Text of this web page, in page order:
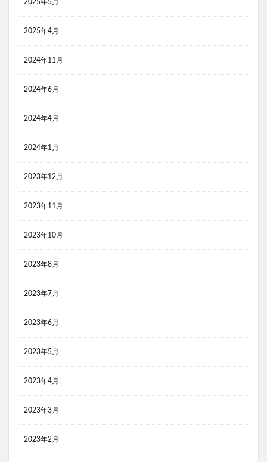
コンビニ おにぎり 食べ比べ
コンビニ３大チェーン おにぎり 比較 黒瀬のスパイス
検索
2025年5月
2025年4月
2024年11月
2024年6月
2024年4月
2024年1月
2023年12月
2023年11月
2023年10月
2023年8月
2023年7月
2023年6月
2023年5月
2023年4月
2023年3月
2023年2月